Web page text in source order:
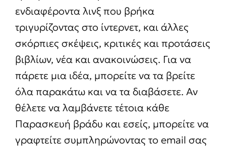
ενδιαφέροντα λινξ που βρήκα
τριγυρίζοντας στο ίντερνετ, και άλλες
σκόρπιες σκέψεις, κριτικές και προτάσεις
βιβλίων, νέα και ανακοινώσεις. Για να
πάρετε μια ιδέα, μπορείτε να τα βρείτε
όλα παρακάτω και να τα διαβάσετε. Αν
θέλετε να λαμβάνετε τέτοια κάθε
Παρασκευή βράδυ και εσείς, μπορείτε να
γραφτείτε συμπληρώνοντας το email σας